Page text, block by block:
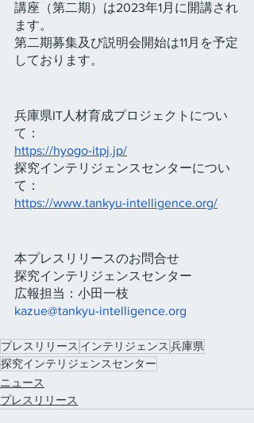
講座（第二期）は2023年1月に開講され
ます。
第二期募集及び説明会開始は11月を予定
しております。
兵庫県IT人材育成プロジェクトについ
て：
https://hyogo-itpj.jp/
探究インテリジェンスセンターについ
て：
https://www.tankyu-intelligence.org/
本プレスリリースのお問合せ
探究インテリジェンスセンター
広報担当：小田一枝
kazue@tankyu-intelligence.org
プレスリリース インテリジェンス 兵庫県
探究インテリジェンスセンター
ニュース
プレスリリース